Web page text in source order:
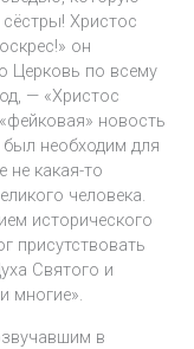
Христос
он
Церковь по всему
— «Христос
новость
необходим для
не какая-то
человека.
исторического
присутствовать
Святого и
многие».
в